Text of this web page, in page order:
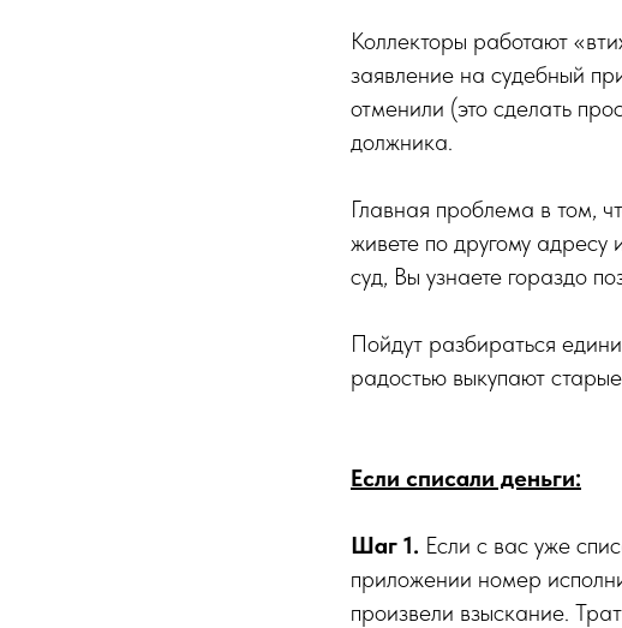
Коллекторы работают
заявление на судебный
отменили (это сделать
должника.
Главная проблема в том,
живете по другому адресу
суд, Вы узнаете гораздо
Пойдут разбираться
радостью выкупают
Если списали деньги:
Шаг 1. Если с вас уже
приложении номер
произвели взыскание.